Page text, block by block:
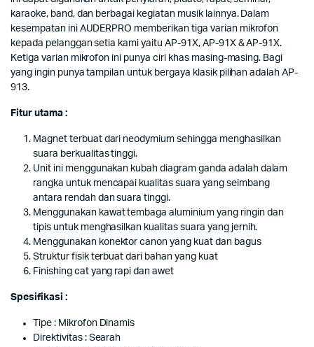
karaoke, band, dan berbagai kegiatan musik lainnya. Dalam
kesempatan ini AUDERPRO memberikan tiga varian mikrofon
kepada pelanggan setia kami yaitu AP-91X, AP-91X & AP-91X.
Ketiga varian mikrofon ini punya ciri khas masing-masing. Bagi
yang ingin punya tampilan untuk bergaya klasik pilihan adalah AP-
913.
Fitur utama :
Magnet terbuat dari neodymium sehingga menghasilkan
suara berkualitas tinggi.
Unit ini menggunakan kubah diagram ganda adalah dalam
rangka untuk mencapai kualitas suara yang seimbang
antara rendah dan suara tinggi.
Menggunakan kawat tembaga aluminium yang ringin dan
tipis untuk menghasilkan kualitas suara yang jernih.
Menggunakan konektor canon yang kuat dan bagus
Struktur fisik terbuat dari bahan yang kuat
Finishing cat yang rapi dan awet
Spesifikasi :
Tipe : Mikrofon Dinamis
Direktivitas : Searah